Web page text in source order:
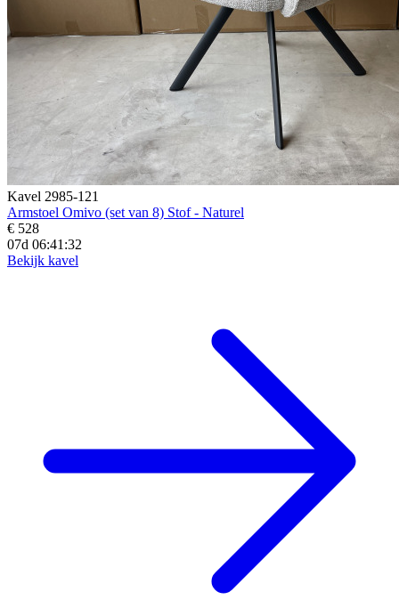
Kavel 2985-121
Armstoel Omivo (set van 8) Stof - Naturel
€ 528
07d 06:41:31
Bekijk kavel